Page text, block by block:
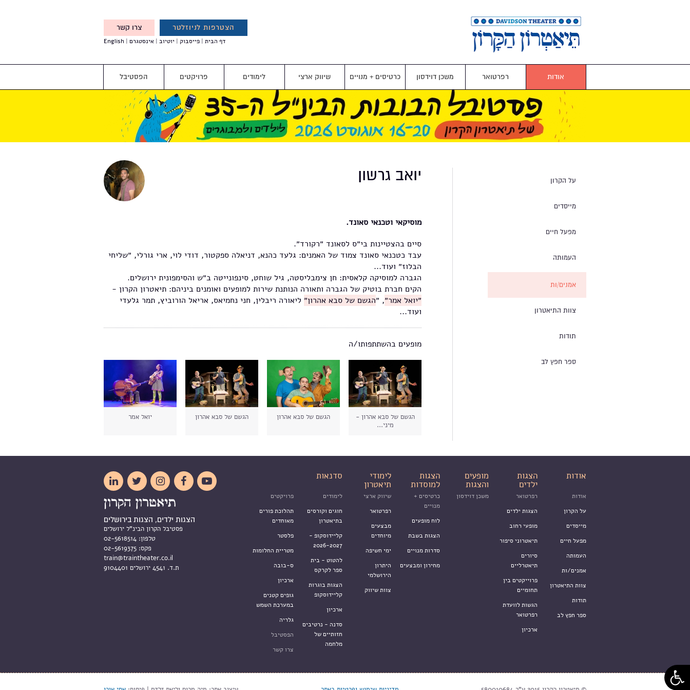
הצטרפות לניוזלטר צרו קשר
והטבות מיוחדות עבורך
דף הבית פייסבוק יוטיוב אינסטגרם English
אודות רפרטואר משכן דוידסון כרטיסים + מנויים שיווק ארצי לימודים פרויקטים הפסטיבל
על הקרון
מייסדים
מפעל חיים
העמותה
אמנים/ות
צוות התיאטרון
תודות
ספר חפץ לב
יואב גרשון
מוסיקאי וטכנאי סאונד.
סיים בהצטיינות בי״ס לסאונד ״רקורד״.
עבד כטכנאי סאונד צמוד של האמנים: גלעד כהנא, דניאלה ספקטור, דודי לוי, ארי גורלי, ״שליחי
הבלוז״ ועוד...
הגברה למוסיקה קלאסית: חן צימבליסטה, גיל שוחט, סינפונייטה ב״ש והסימפונית ירושלים.
הקים חברת בוטיק של הגברה ותאורה הנותנת שירות למופעים ואומנים ביניהם: תיאטרון הקרון -
״יואל אמר״, ״הגשם של סבא אהרון״ ליאורה ריבלין, חני נחמיאס, אריאל הורוביץ, תמר גלעדי
ועוד...
מופעים בהשתתפותו/ה
הגשם של סבא אהרון -
מיני...
הגשם של סבא אהרון הגשם של סבא אהרון יואל אמר
אודות הצגות
ילדים
מופעים
והצגות
הצגות
למוסדות
לימודי
תיאטרון
סדנאות
אודות
על הקרון
מייסדים
מפעל חיים
העמותה
אמנים/ות
צוות התיאטרון
תודות
ספר חפץ לב
רפרטואר
הצגות ילדים
מופעי רחוב
תיאטרוני סיפור
סיורים
תיאטרליים
פרוייקטים בין
תחומיים
הגשות לוועדת
רפרטואר
ארכיון
משכן דוידסון
כרטיסים +
מנויים
לוח מופעים
הצגות בשבת
סדרות מנויים
מחירון ומבצעים
שיווק ארצי
רפרטואר
מבצעים
מיוחדים
ימי חשיפה
היתרון
הירושלמי
צוות שיווק
לימודים
חוגים וקורסים
בתיאטרון
קליידוסקופ -
2026-2027
להטוט - בית
ספר לקרקס
הצגות בוגרות
קליידוסקופ
ארכיון
סדנה - נרטיבים
חזותיים של
מלחמה
פרויקטים
תהלוכת פורים
מאוחדים
פלסטר
מטריית החלומות
ס-בובה
ארכיון
גופים קטנים
במערכת השמש
גלריה
הפסטיבל
צרו קשר





הצגות ילדים, הצגות בירושלים
פסטיבל הקרון הבינ"ל ירושלים
טלפון:
פקס:
train@traintheater.co.il
ת.ד. 4541 ירושלים 9104401